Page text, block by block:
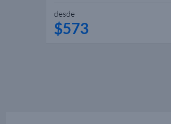
desde
$573